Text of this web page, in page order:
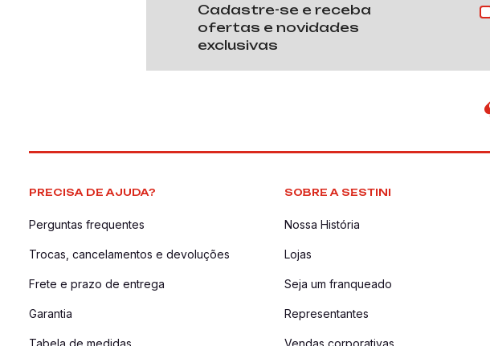
Cadastre-se e receba
ofertas e novidades
exclusivas
PRECISA DE AJUDA?
Perguntas frequentes
Trocas, cancelamentos e devoluções
Frete e prazo de entrega
Garantia
SOBRE A SESTINI
Nossa História
Lojas
Seja um franqueado
Representantes